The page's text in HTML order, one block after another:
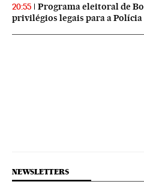
20:55
Programa eleitoral de
privilégios legais para a Polícia
NEWSLETTERS